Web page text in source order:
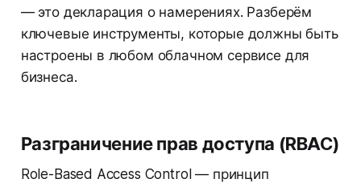
— это декларация о намерениях. Разберём
ключевые инструменты, которые должны быть
настроены в любом облачном сервисе для
бизнеса.
Разграничение прав доступа (RBAC)
Role-Based Access Control — принцип